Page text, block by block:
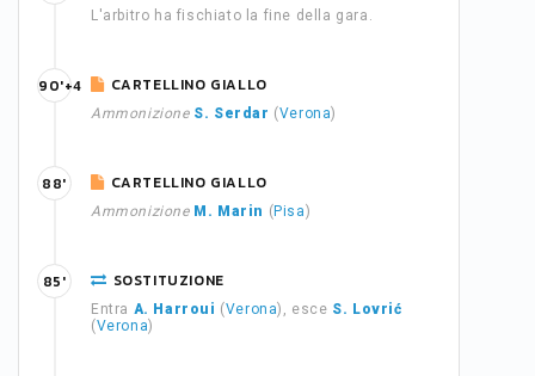
L'arbitro ha fischiato la fine della gara.
CARTELLINO GIALLO
Ammonizione S. Serdar (Verona)
90'+4
CARTELLINO GIALLO
Ammonizione M. Marin ( Pisa)
88'
SOSTITUZIONE
Entra A. Harroui (Verona), esce S. Lovrić
(Verona)
85'